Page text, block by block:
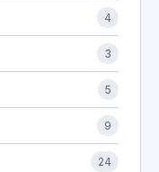
4
3
5
9
24